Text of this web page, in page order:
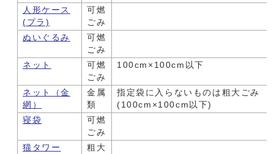
人形ケース
(プラ)
可燃
ごみ
ぬいぐるみ
可燃
ごみ
ネット
可燃
ごみ
100cm×100cm以下
ネット（金
網）
金属
類
指定袋に入らないものは粗大ごみ
(100cm×100cm以下)
寝袋
可燃
ごみ
猫タワー
粗大